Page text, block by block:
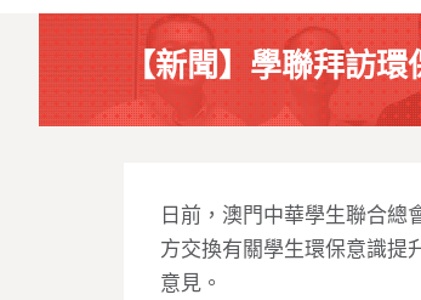
【新聞】學聯拜訪
日前，澳門中華學生聯合總
方交換有關學生環保意識提
意見。